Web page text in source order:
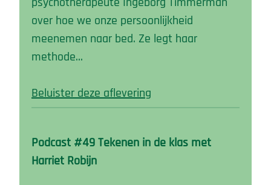
over hoe we onze persoonlijkheid
meenemen naar bed. Ze legt haar
methode…
Beluister deze aflevering
Podcast #49 Tekenen in de klas met
Harriet Robijn